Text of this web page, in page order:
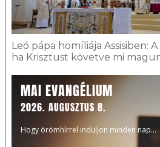
Leó pápa homíliája Assisiben:
ha Krisztust követve mi
MAI EVANGÉLIUM
2026. AUGUSZTUS 8.
Hogy örömhírrel induljon minden nap...